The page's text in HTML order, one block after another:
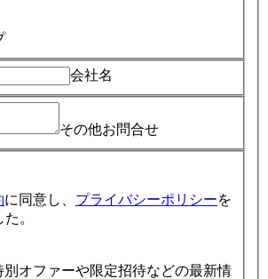
会社名
その他お問合せ
に同意し、 プライバシーポリシーを
。
別オファーや限定招待などの最新情